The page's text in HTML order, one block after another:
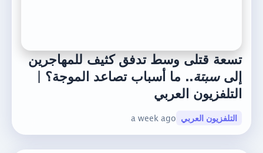
تسعة قتلى وسط تدفق كثيف للمهاجرين
إلىسبتة.. ما أسباب تصاعد الموجة؟ |
التلفزيون العربي
التلفزيون العربي a week ago